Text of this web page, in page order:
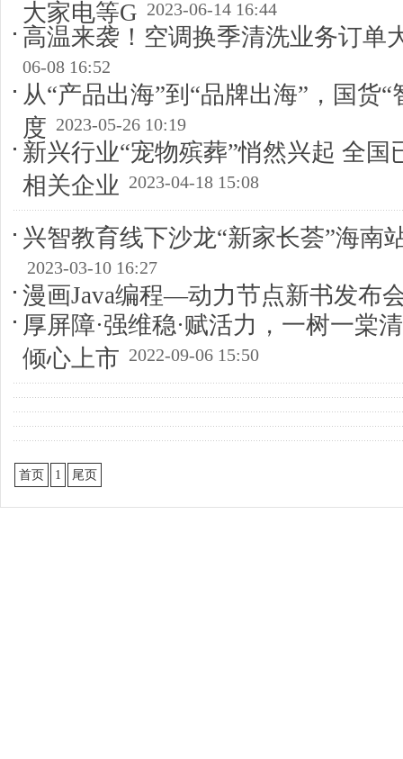
大家电等G 2023-06-14 16:44
高温来袭！空调换季清洗业务订单
06-08 16:52
从“产品出海”到“品牌出海”，国货“
度 2023-05-26 10:19
新兴行业“宠物殡葬”悄然兴起 全国
相关企业 2023-04-18 15:08
兴智教育线下沙龙“新家长荟”海南
2023-03-10 16:27
漫画Java编程—动力节点新书发布
厚屏障·强维稳·赋活力，一树一棠
倾心上市 2022-09-06 15:50
首页 1 尾页